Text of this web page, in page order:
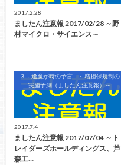
2017.2.28
ましたん注意報 2017/02/28 ～野
村マイクロ・サイエンス～
３．逢魔が時の予言 ～増担保規制の
実施予測（ましたん注意報）～
2017.7.4
ましたん注意報 2017/07/04 ～ト
レイダーズホールディングス、芦
森工…